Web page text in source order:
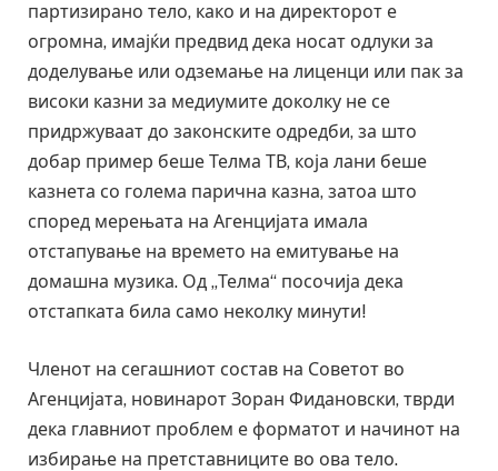
партизирано тело, како и на директорот е
огромна, имајќи предвид дека носат одлуки за
доделување или одземање на лиценци или пак за
високи казни за медиумите доколку не се
придржуваат до законските одредби, за што
добар пример беше Телма ТВ, која лани беше
казнета со голема парична казна, затоа што
според мерењата на Агенцијата имала
отстапување на времето на емитување на
домашна музика. Од „Телма“ посочија дека
отстапката била само неколку минути!
Членот на сегашниот состав на Советот во
Агенцијата, новинарот Зоран Фидановски, тврди
дека главниот проблем е форматот и начинот на
избирање на претставниците во ова тело.